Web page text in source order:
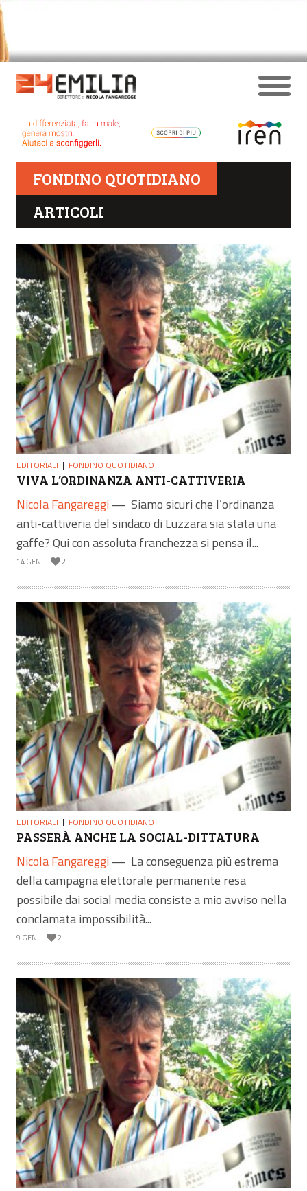
FONDINO QUOTIDIANO
ARTICOLI
EDITORIALI FONDINO QUOTIDIANO
VIVA L’ORDINANZA ANTI-CATTIVERIA
Nicola Fangareggi — Siamo sicuri che l’ordinanza
anti-cattiveria del sindaco di Luzzara sia stata una
gaffe? Qui con assoluta franchezza si pensa il...
14 GEN 2
EDITORIALI FONDINO QUOTIDIANO
PASSERÀ ANCHE LA SOCIAL-DITTATURA
Nicola Fangareggi — La conseguenza più estrema
della campagna elettorale permanente resa
possibile dai social media consiste a mio avviso nella
conclamata impossibilità...
9 GEN 2